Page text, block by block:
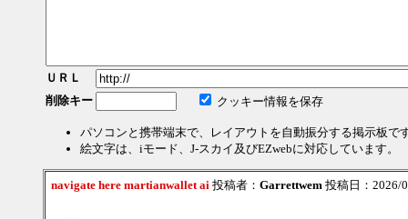
ＵＲＬ
削除キー
クッキー情報を保存
パソコンと携帯端末で、レイアウトを自動振分する掲示板で
絵文字は、iモード、J-スカイ及びEZwebに対応しています。
navigate here martianwallet ai 投稿者： Garrettwem 投稿日：2026/